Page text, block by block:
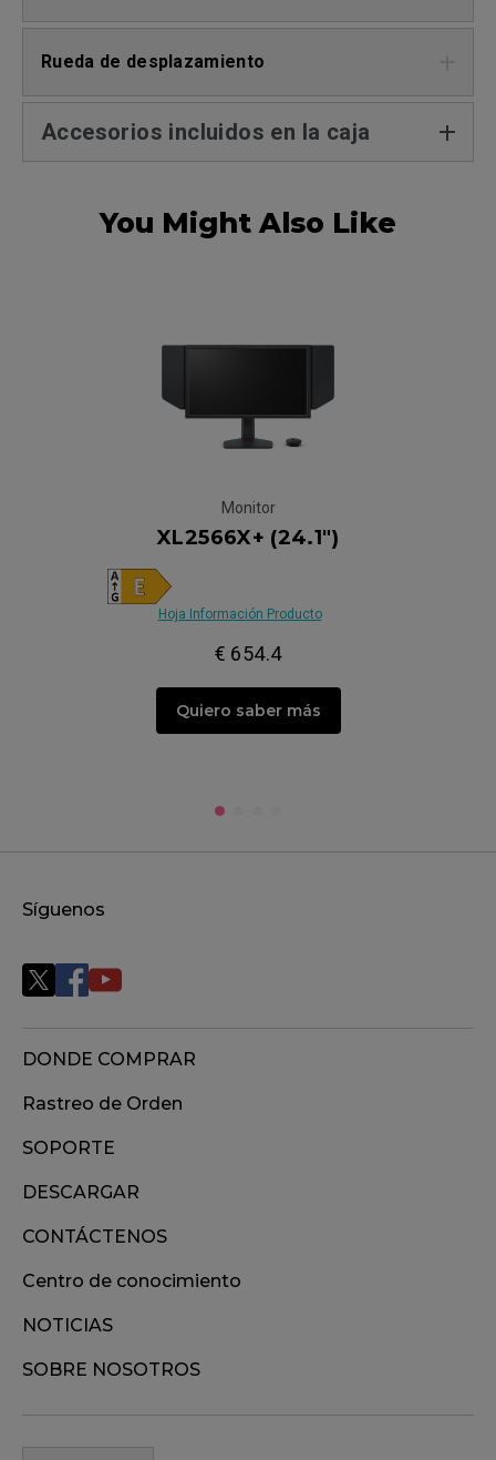
Rueda de desplazamiento
Accesorios incluidos en la caja
You Might Also Like
Monitor
XL2566X+ (24.1")
Hoja Información Producto
€ 654.4
Quiero saber más
Síguenos
DONDE COMPRAR
Rastreo de Orden
SOPORTE
DESCARGAR
CONTÁCTENOS
Centro de conocimiento
NOTICIAS
SOBRE NOSOTROS